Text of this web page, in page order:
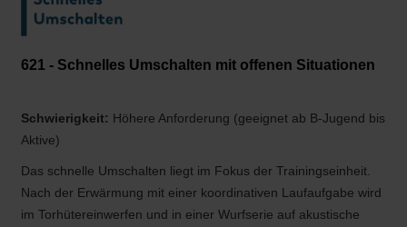
621 - Schnelles Umschalten mit offenen Situationen
Schwierigkeit: Höhere Anforderung (geeignet ab B-Jugend bis
Aktive)
Das schnelle Umschalten liegt im Fokus der Trainingseinheit.
Nach der Erwärmung mit einer koordinativen Laufaufgabe wird
im Torhütereinwerfen und in einer Wurfserie auf akustische